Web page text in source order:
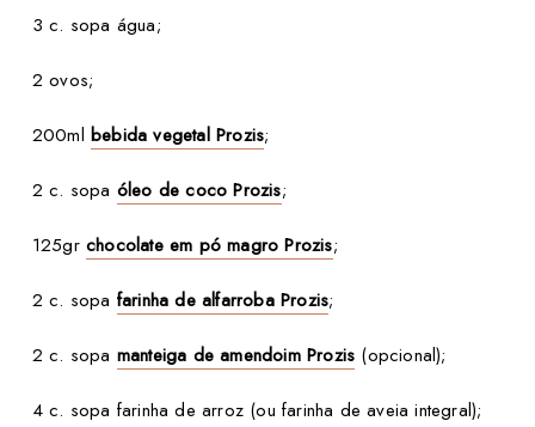
3 c. sopa água;
2 ovos;
200mlbebida vegetal Prozis;
2 c. sopa óleo de coco Prozis;
125grchocolate em pó magro Prozis;
2 c. sopa farinha de alfarroba Prozis;
2 c. sopa manteiga de amendoim Prozis (opcional);
4 c. sopa farinha de arroz (ou farinha de aveia integral);